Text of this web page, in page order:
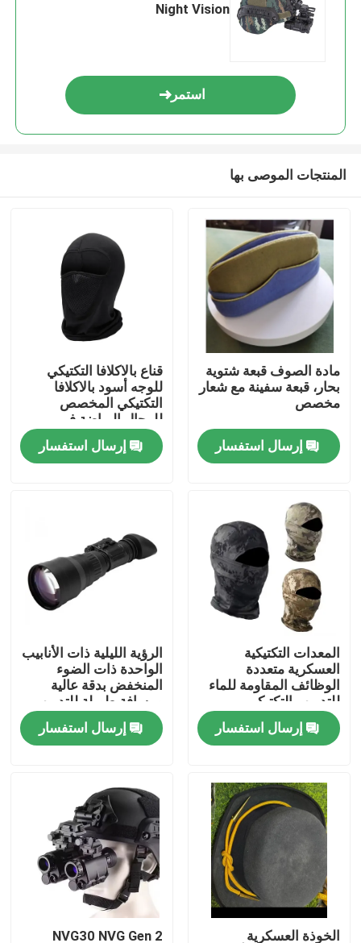
المنتجات
فيديوهات
حولنا
جولة في المصنع
مراقبة الجودة
أخبار
اطلب اقتباس
ملابس عسكرية تكتيكية
سترة عسكرية تكتيكية مضادة للرصاص
Night Vision
استمر
المنتجات الموصى بها
مادة الصوف قبعة شتوية
بحار، قبعة سفينة مع شعار
مخصص
إرسال استفسار
قناع بالاكلافا التكتيكي
للوجه أسود بالاكلافا
التكتيكي المخصص
للرجال الرياضة في
الخارج
إرسال استفسار
المعدات التكتيكية
العسكرية متعددة
الوظائف المقاومة للماء
للتدريب التكتيكي
إرسال استفسار
الرؤية الليلية ذات الأنابيب
الواحدة ذات الضوء
المنخفض بدقة عالية
ومسافة طويلة للتدريب
التكتيكي في الهواء الطلق
إرسال استفسار
الخوذة العسكرية NVG30 NVG Gen 2